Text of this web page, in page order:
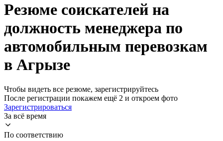
Резюме соискателей на
должность менеджера по
автомобильным перевозкам
в Агрызе
Чтобы видеть все резюме, зарегистрируйтесь
После регистрации покажем ещё 2 и откроем фото
Зарегистрироваться
За всё время
По соответствию